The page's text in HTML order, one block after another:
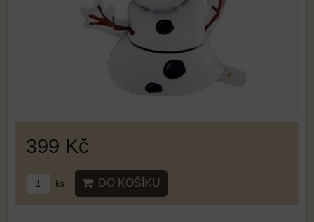
399 Kč
ks DO KOŠÍKU